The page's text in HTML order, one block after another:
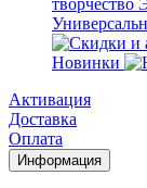
творчество
Новинки
Активация
Доставка
Оплата
Информация